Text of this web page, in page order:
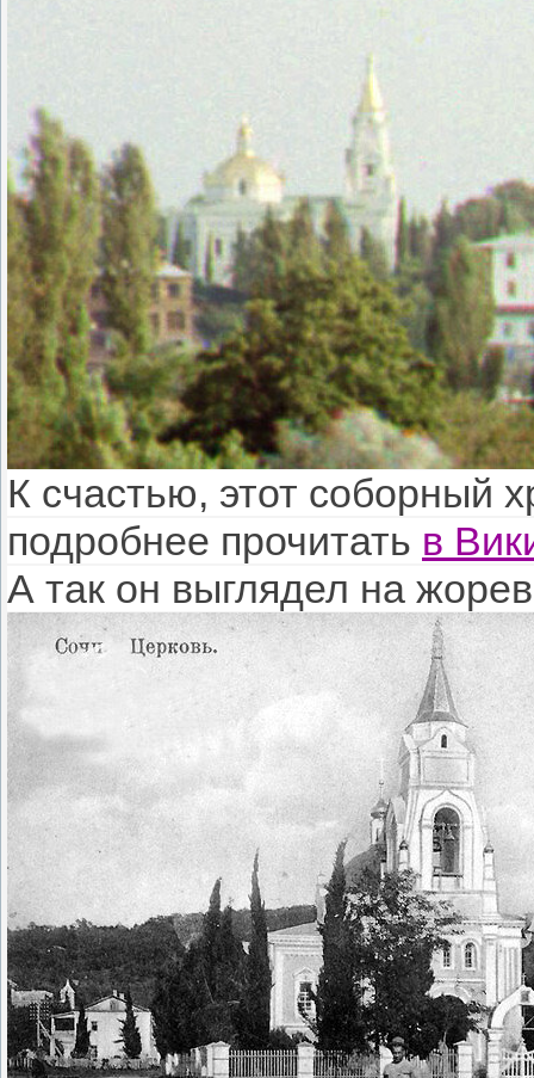
К счастью, этот соборный
подробнее прочитать в
А так он выглядел на